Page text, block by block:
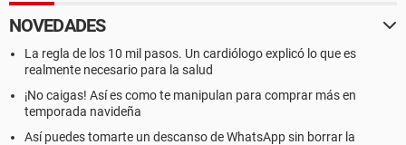
NOVEDADES
La regla de los 10 mil pasos. Un cardiólogo explicó lo que es
realmente necesario para la salud
¡No caigas! Así es como te manipulan para comprar más en
temporada navideña
Así puedes tomarte un descanso de WhatsApp sin borrar la